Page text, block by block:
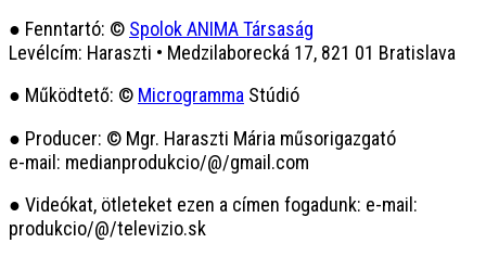
● Fenntartó: © Spolok ANIMA Társaság
Levélcím: Haraszti • Medzilaborecká 17, 821 01 Bratislava
● Működtető: © Microgramma Stúdió
● Producer: © Mgr. Haraszti Mária műsorigazgató
e-mail: medianprodukcio/@/gmail.com
● Videókat, ötleteket ezen a címen fogadunk: e-mail:
produkcio/@/televizio.sk